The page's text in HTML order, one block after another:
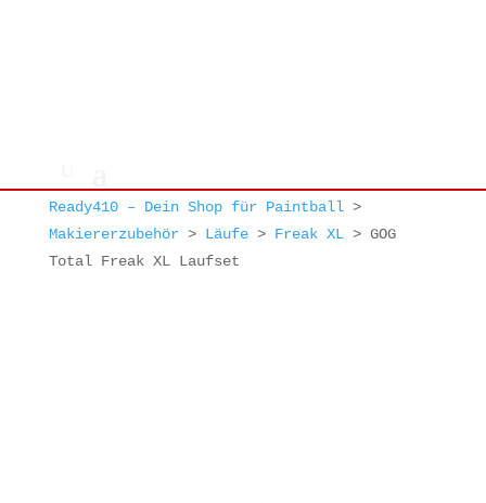
Ready410 – Dein Shop für Paintball>
Makiererzubehör> Läufe> Freak XL> GOG
Total Freak XL Laufset